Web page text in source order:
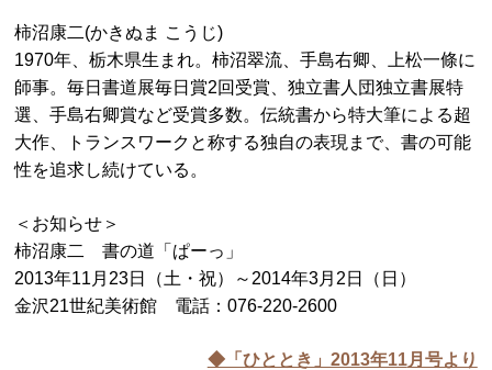
柿沼康二(かきぬま こうじ)
1970年、栃木県生まれ。柿沼翠流、手島右卿、上松一條に
師事。毎日書道展毎日賞2回受賞、独立書人団独立書展特
選、手島右卿賞など受賞多数。伝統書から特大筆による超
大作、トランスワークと称する独自の表現まで、書の可能
性を追求し続けている。
＜お知らせ＞
柿沼康二 書の道「ぱーっ」
2013年11月23日（土・祝）～2014年3月2日（日）
金沢21世紀美術館 電話：076-220-2600
◆「ひととき」2013年11月号より